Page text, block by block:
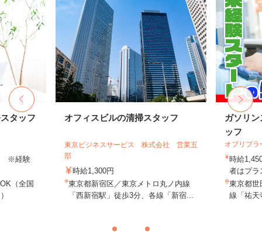
タッフ
※経験
（全国
オフィスビルの清掃スタッフ
東京ビジネスサービス 株式会社 営業五
部
時給1,300円
東京都新宿区／東京メトロ丸ノ内線
「西新宿駅」徒歩3分、各線「新宿...
ガソリ
ッフ
オブリプ
時給
者はプラ
東京都世
線「祐天